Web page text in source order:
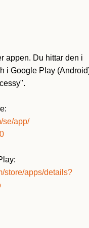
appen. Du hittar den i
i Google Play
se/app/
store/apps/details?